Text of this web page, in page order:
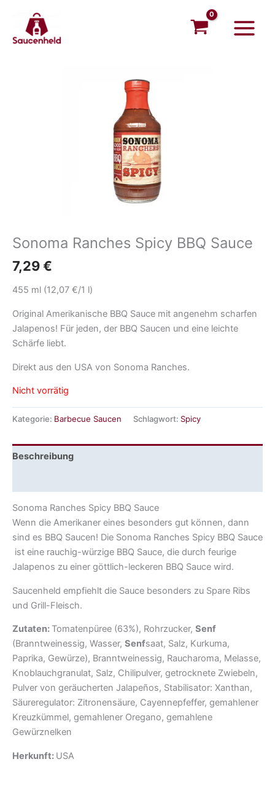
springen
Menu
Sonoma Ranches Spicy BBQ Sauce
7,29€
455 ml (12,07 €/1 l)
Original Amerikanische BBQ Sauce mit angenehm scharfen
Jalapenos! Für jeden, der BBQ Saucen und eine leichte
Schärfe liebt.
Direkt aus den USA von Sonoma Ranches.
Nicht vorrätig
Kategorie: Barbecue Saucen Schlagwort: Spicy
Beschreibung
Sonoma Ranches Spicy BBQ Sauce
Wenn die Amerikaner eines besonders gut können, dann
sind es BBQ Saucen! Die Sonoma Ranches Spicy BBQ Sauce
ist eine rauchig-würzige BBQ Sauce, die durch feurige
Jalapenos zu einer göttlich-leckeren BBQ Sauce wird.
Saucenheld empfiehlt die Sauce besonders zu Spare Ribs
und Grill-Fleisch.
Zutaten: Tomatenpüree (63%), Rohrzucker, Senf
(Branntweinessig, Wasser, Senfsaat, Salz, Kurkuma,
Paprika, Gewürze), Branntweinessig, Raucharoma, Melasse,
Knoblauchgranulat, Salz, Chilipulver, getrocknete Zwiebeln,
Pulver von geräucherten Jalapeños, Stabilisator: Xanthan,
Säureregulator: Zitronensäure, Cayennepfeffer, gemahlener
Kreuzkümmel, gemahlener Oregano, gemahlene
Gewürznelken
Herkunft: USA